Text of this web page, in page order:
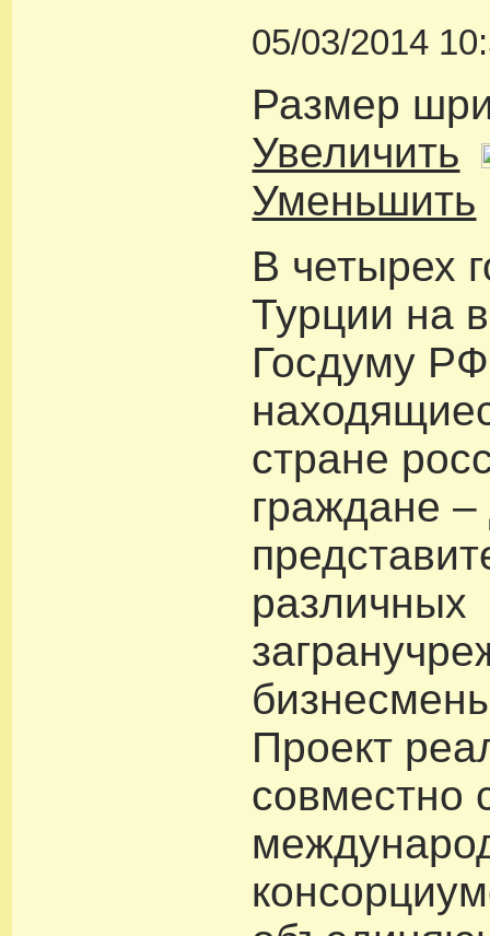
05/03/2014
Размер
Увеличить
Уменьшить
В четырех
Турции на
Госдуму
стране
граждане
различных
Проект
совместно